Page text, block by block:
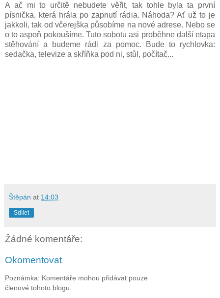
A ač mi to určitě nebudete věřit, tak tohle byla ta první
písnička, která hrála po zapnutí rádia. Náhoda? Ať už to je
jakkoli, tak od včerejška působíme na nové adrese. Nebo se
o to aspoň pokoušíme. Tuto sobotu asi proběhne další etapa
stěhování a budeme rádi za pomoc. Bude to rychlovka:
sedačka, televize a skříňka pod ni, stůl, počítač...
Štěpán at 14:03
Sdílet
Žádné komentáře:
Okomentovat
Poznámka: Komentáře mohou přidávat pouze
členové tohoto blogu.